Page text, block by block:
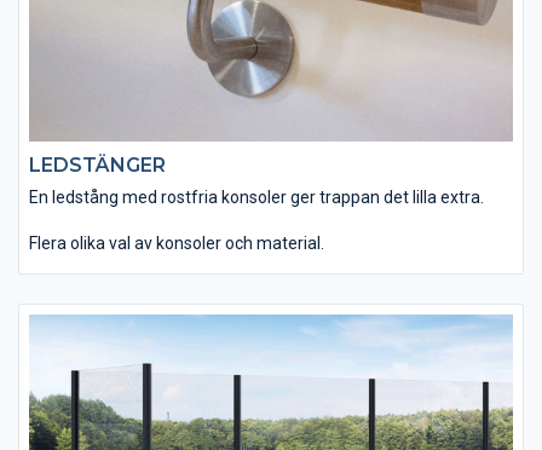
LEDSTÄNGER
En ledstång med rostfria konsoler ger trappan det lilla extra.
Flera olika val av konsoler och material.